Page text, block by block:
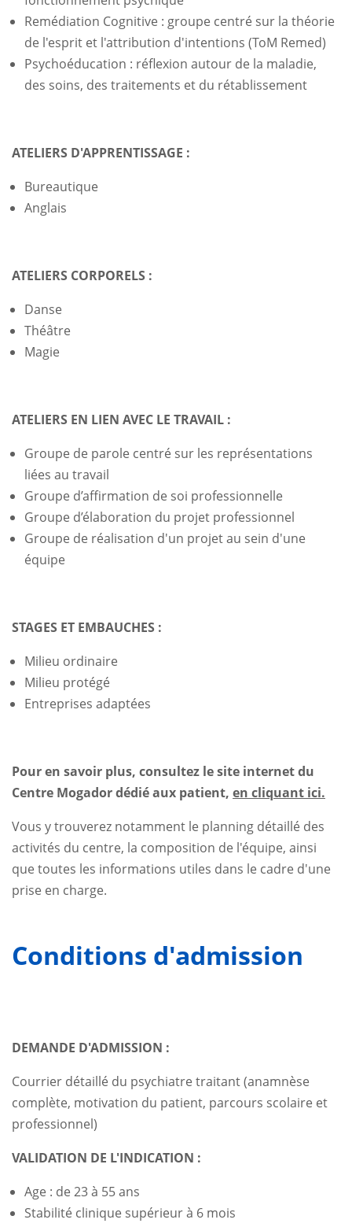
Remédiation Cognitive : groupe centré sur la théorie
de l'esprit et l'attribution d'intentions (ToM Remed)
Psychoéducation : réflexion autour de la maladie,
des soins, des traitements et du rétablissement
ATELIERS D'APPRENTISSAGE :
Bureautique
Anglais
ATELIERS CORPORELS :
Danse
Théâtre
Magie
ATELIERS EN LIEN AVEC LE TRAVAIL :
Groupe de parole centré sur les représentations
liées au travail
Groupe d’affirmation de soi professionnelle
Groupe d’élaboration du projet professionnel
Groupe de réalisation d'un projet au sein d'une
équipe
STAGES ET EMBAUCHES :
Milieu ordinaire
Milieu protégé
Entreprises adaptées
Pour en savoir plus, consultez le site internet du
Centre Mogador dédié aux patient, en cliquant ici.
Vous y trouverez notamment le planning détaillé des
activités du centre, la composition de l'équipe, ainsi
que toutes les informations utiles dans le cadre d'une
prise en charge.
Conditions d'admission
DEMANDE D'ADMISSION :
Courrier détaillé du psychiatre traitant (anamnèse
complète, motivation du patient, parcours scolaire et
professionnel)
VALIDATION DE L'INDICATION :
Age : de 23 à 55 ans
Stabilité clinique supérieur à 6 mois